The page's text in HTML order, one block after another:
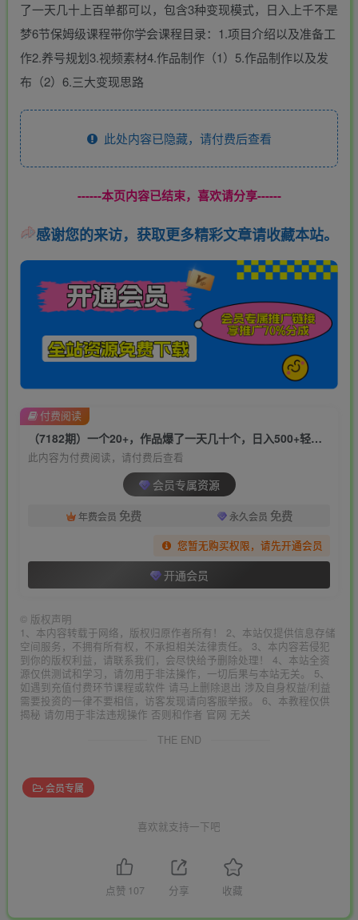
了一天几十上百单都可以，包含3种变现模式，日入上千不是
梦6节保姆级课程带你学会课程目录：1.项目介绍以及准备工
作2.养号规划3.视频素材4.作品制作（1）5.作品制作以及发
布（2）6.三大变现思路
此处内容已隐藏，请付费后查看
------本页内容已结束，喜欢请分享------
感谢您的来访，获取更多精彩文章请收藏本站。
（7182期）一个20+，作品爆了一天几十个，日入500+轻轻松松的线上旅行社，6节保姆…
此内容为付费阅读，请付费后查看
会员专属资源
年费会员 免费 永久会员 免费
您暂无购买权限，请先开通会员
开通会员
付费阅读
© 版权声明
1、本内容转载于网络，版权归原作者所有！ 2、本站仅提供信息存储
空间服务，不拥有所有权，不承担相关法律责任。 3、本内容若侵犯
到你的版权利益，请联系我们，会尽快给予删除处理！ 4、本站全资
源仅供测试和学习，请勿用于非法操作，一切后果与本站无关。 5、
如遇到充值付费环节课程或软件 请马上删除退出 涉及自身权益/利益
需要投资的一律不要相信，访客发现请向客服举报。 6、本教程仅供
揭秘 请勿用于非法违规操作 否则和作者 官网 无关
THE END
会员专属
喜欢就支持一下吧
点赞 107 分享 收藏